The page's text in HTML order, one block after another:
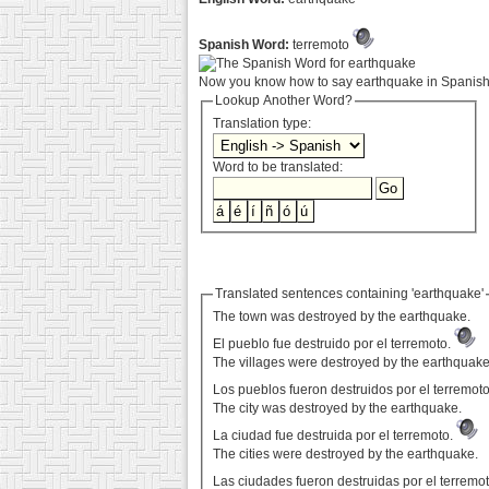
Spanish Word: terremoto
Now you know how to say earthquake in
Lookup Another Word?
Translation type:
Word to be translated:
Translated sentences containing 'earthquake'
The town was destroyed by the earthquake.
El pueblo fue destruido por el terremoto.
The villages were destroyed by the
Los pueblos fueron destruidos por el
The city was destroyed by the earthquake.
La ciudad fue destruida por el terremoto.
The cities were destroyed by the earthquake.
Las ciudades fueron destruidas por el